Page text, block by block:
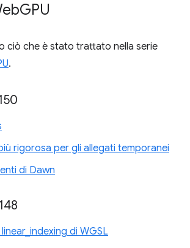
GPU
ciò che è stato trattato nella serie
.
rigorosa per gli allegati temporanei
di Dawn
di WGSL